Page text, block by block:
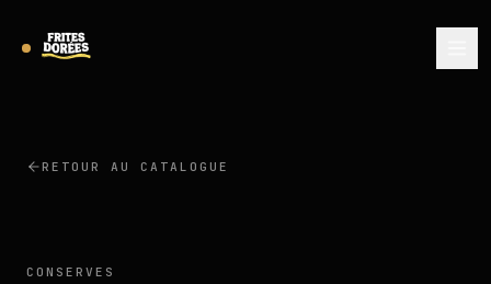
RETOUR AU CATALOGUE
CONSERVES